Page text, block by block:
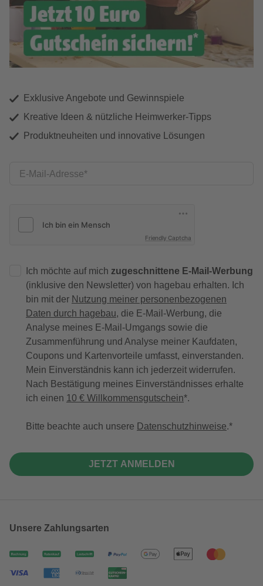
Exklusive Angebote und Gewinnspiele
Kreative Ideen & nützliche Heimwerker-Tipps
Produktneuheiten und innovative Lösungen
E-Mail-Adresse
Friendly Captcha
Ich möchte auf mich zugeschnittene E-Mail-Werbung
(inklusive den Newsletter) von hagebau erhalten. Ich
bin mit der Nutzung meiner personenbezogenen
Daten durch hagebau, die E-Mail-Werbung, die
Analyse meines E-Mail-Umgangs sowie die
Zusammenführung und Analyse meiner Kaufdaten,
Coupons und Kartenvorteile umfasst, einverstanden.
Mein Einverständnis kann ich jederzeit widerrufen.
Nach Bestätigung meines Einverständnisses erhalte
ich einen 10 € Willkommensgutschein*.
Bitte beachte auch unsere Datenschutzhinweise.
JETZT ANMELDEN
Unsere Zahlungsarten